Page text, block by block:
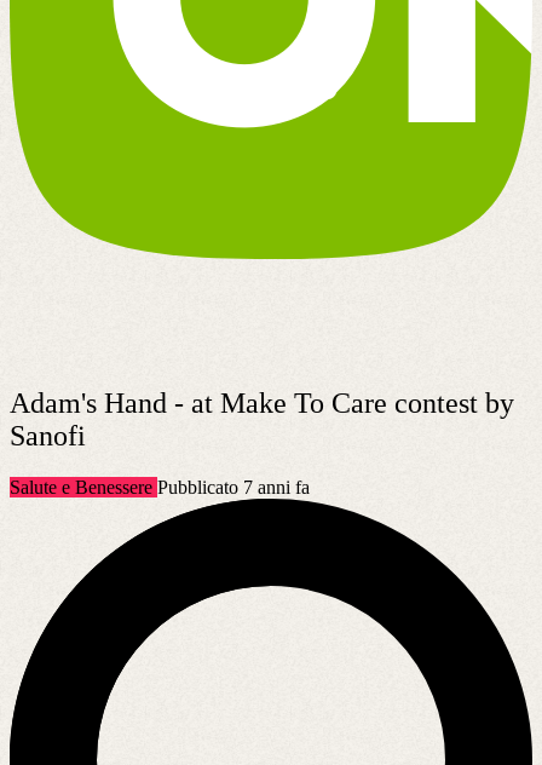
Adam's Hand - at Make To Care contest by
Sanofi
Salute e Benessere Pubblicato 7 anni fa